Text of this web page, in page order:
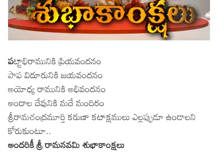
పట్టాభిరామునికి ప్రియవందనం
పాప విదూరునికి జయవందనం
అయోధ్య రామునికి అభివందనం
అందాల దేవునికి మదే మందిరం
శ్రీరామచంద్రమూర్తి కరుణా కటాక్షములు ఎల్లప్పుడూ ఉండాలని
కోరుకుంటూ..
అందరికీ శ్రీ రామనవమి శుభాకాంక్షలు